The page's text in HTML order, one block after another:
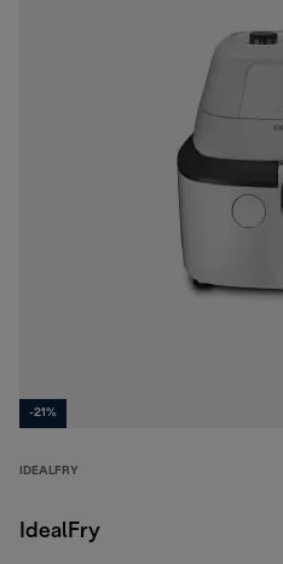
-21%
IDEALFRY
IdealFry